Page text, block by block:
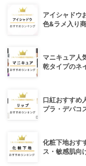
アイシャドウ
色&ラメ入り
マニキュア人
乾タイプのネ
口紅おすすめ
プラ・デパコ
化粧下地おす
ス・敏感肌向